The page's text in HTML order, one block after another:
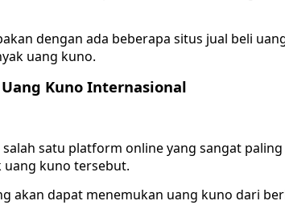
dengan ada beberapa situs jual beli
uang kuno.
Kuno Internasional
salah satu platform online yang sangat
uang kuno tersebut.
akan dapat menemukan uang kuno dari